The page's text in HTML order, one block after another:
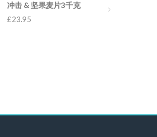
冲击 & 坚果麦片3千克
£23.95